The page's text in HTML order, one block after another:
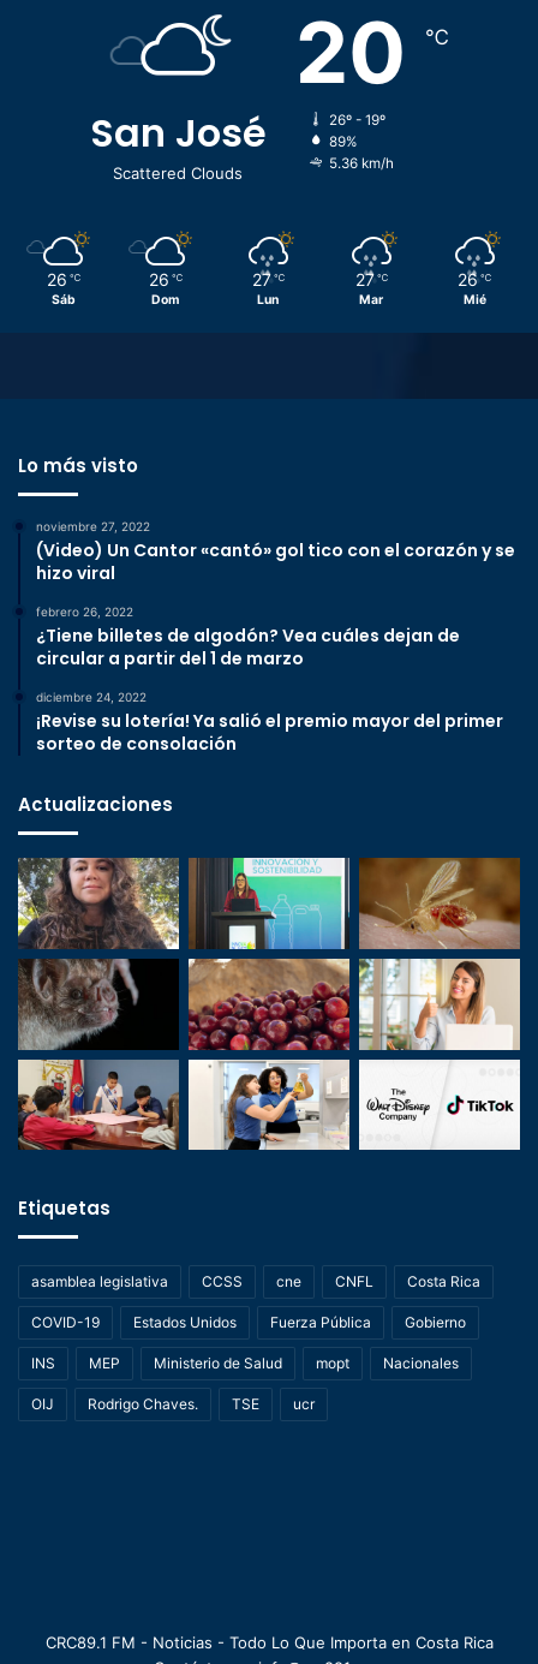
San José
Scattered Clouds
20 ℃
26º - 19º
89%
5.36 km/h
26 ℃
Sáb
26 ℃
Dom
27 ℃
Lun
27 ℃
Mar
26 ℃
Mié
Lo más visto
noviembre 27, 2022
(Video) Un Cantor «cantó» gol tico con el corazón y se
hizo viral
febrero 26, 2022
¿Tiene billetes de algodón? Vea cuáles dejan de
circular a partir del 1 de marzo
diciembre 24, 2022
¡Revise su lotería! Ya salió el premio mayor del primer
sorteo de consolación
Actualizaciones
Etiquetas
asamblea legislativa CCSS cne CNFL Costa Rica
COVID-19 Estados Unidos Fuerza Pública Gobierno
INS MEP Ministerio de Salud mopt Nacionales
OIJ Rodrigo Chaves. TSE ucr
CRC89.1 FM - Noticias - Todo Lo Que Importa en Costa Rica